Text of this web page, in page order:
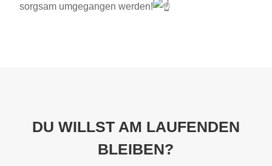
sorgsam umgegangen werden!
DU WILLST AM LAUFENDEN
BLEIBEN?